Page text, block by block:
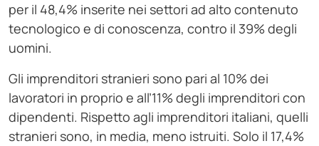
per il 48,4% inserite nei settori ad alto contenuto
tecnologico e di conoscenza, contro il 39% degli
uomini.
Gli imprenditori stranieri sono pari al 10% dei
lavoratori in proprio e all’11% degli imprenditori con
dipendenti. Rispetto agli imprenditori italiani, quelli
stranieri sono, in media, meno istruiti. Solo il 17,4%